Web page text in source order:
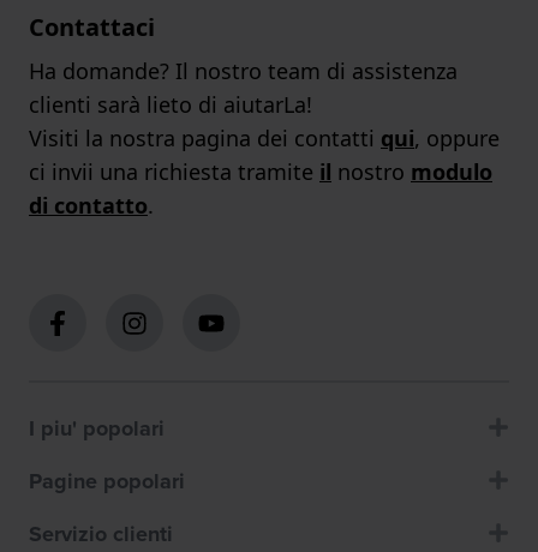
Contattaci
Ha domande? Il nostro team di assistenza
clienti sarà lieto di aiutarLa!
Visiti la nostra pagina dei contatti qui, oppure
ci invii una richiesta tramite il nostro modulo
di contatto.
I piu' popolari
Pagine popolari
Servizio clienti